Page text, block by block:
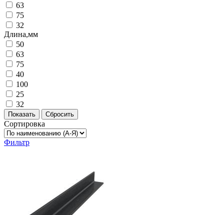
63
75
32
Длина,мм
50
63
75
40
100
25
32
Показать Сбросить
Сортировка
Фильтр